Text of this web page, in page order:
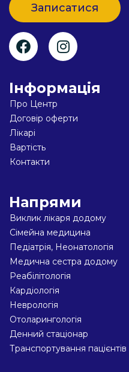
Записатися
Iнформацiя
Про Центр
Договір оферти
Лікарі
Вартість
Контакти
Напрями
Виклик лікаря додому
Сімейна медицина
Педіатрiя, Неонатологiя
Медична сестра додому
Реабiлiтологiя
Кардіологiя
Неврологiя
Отоларингологiя
Денний стаціонар
Транспортування пацієнтів